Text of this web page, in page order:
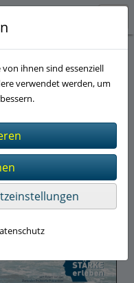
ihnen sind essenziell
verwendet werden, um